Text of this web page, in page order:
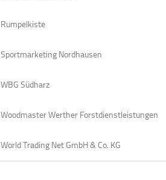
Rumpelkiste
Sportmarketing Nordhausen
WBG Südharz
Woodmaster Werther Forstdienstleistungen
World Trading Net GmbH & Co. KG